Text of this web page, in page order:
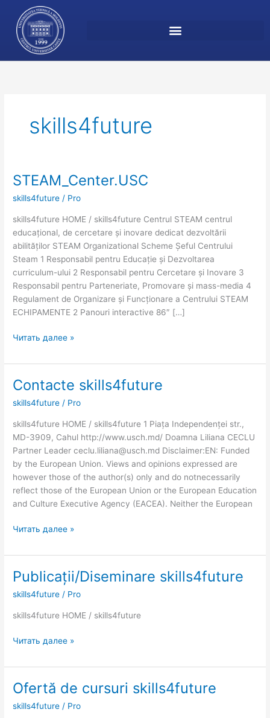
Перейти
содержимому
skills4future
STEAM_Center.USC
skills4future / Pro
skills4future HOME / skills4future Centrul STEAM centrul
educațional, de cercetare și inovare dedicat dezvoltării
abilităților STEAM Organizational Scheme Șeful Centrului
Steam 1 Responsabil pentru Educație și Dezvoltarea
curriculum-ului 2 Responsabil pentru Cercetare și Inovare 3
Responsabil pentru Parteneriate, Promovare și mass-media 4
Regulament de Organizare și Funcționare a Centrului STEAM
ECHIPAMENTE 2 Panouri interactive 86″ […]
STEAM_Center.USC
Читать далее »
Contacte skills4future
skills4future / Pro
skills4future HOME / skills4future 1 Piața Independenței str.,
MD-3909, Cahul http://www.usch.md/ Doamna Liliana CECLU
Partner Leader ceclu.liliana@usch.md Disclaimer:EN: Funded
by the European Union. Views and opinions expressed are
however those of the author(s) only and do notnecessarily
reflect those of the European Union or the European Education
and Culture Executive Agency (EACEA). Neither the European
Contacte
Читать далее »
Publicații/Diseminare skills4future
skills4future / Pro
skills4future HOME / skills4future
Publicații/Diseminare
Читать далее »
Ofertă de cursuri skills4future
skills4future / Pro
Ofertă
cursuri